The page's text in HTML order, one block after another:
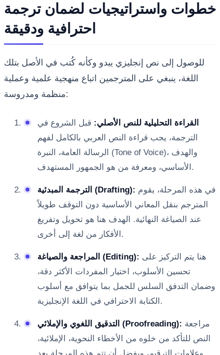
خطوات واستراتيجيات لضمان ترجمة
احترافية ودقيقة
للوصول إلى نص إنجليزي يبدو وكأنه كُتب في الأصل بتلك
اللغة، ينبغي على المترجمين اتباع منهجية علمية وعملية
منظمة ومدروسة:
القراءة التحليلية للنص الأصلي: قبل الشروع في
الترجمة، يجب قراءة النص العربي بالكامل لفهم
الرسالة العامة، النبرة (Tone of Voice)، والهدف
الأساسي، ومعرفة من هو الجمهور المستهدف.
الترجمة المبدئية (Drafting):
المترجم بنقل المعاني الأساسية دون التوقف طويلاً
عند الصياغة النهائية. الهدف هنا هو تحويل وتفريغ
الأفكار من لغة إلى أخرى.
المراجعة والصياغة (Editing):
تحسين الأسلوب، اختيار المفردات الأكثر دقة،
وضمان التدفق السلس للجمل بما يتوافق مع أسلوب
الكتابة الاحترافي في اللغة الإنجليزية.
التدقيق اللغوي والإملائي (Proofreading):
النص للتأكد من خلوه من الأخطاء النحوية، الإملائية،